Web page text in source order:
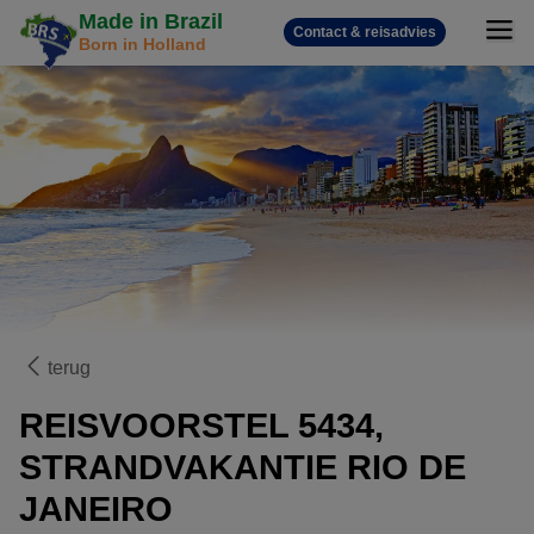
Made in Brazil
Born in Holland
Contact & reisadvies
terug
REISVOORSTEL 5434,
STRANDVAKANTIE RIO DE
JANEIRO